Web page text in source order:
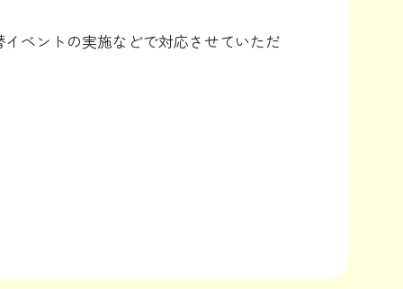
ベントの実施などで対応させていただ